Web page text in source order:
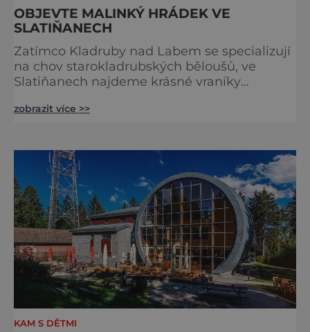
OBJEVTE MALINKÝ HRÁDEK VE
SLATIŇANECH
Zatímco Kladruby nad Labem se specializují
na chov starokladrubských běloušů, ve
Slatiňanech najdeme krásné vraníky
budově zámku se dozvíte více o chovu
některé exponáty připomínají využití koní ve
vojenství, dopravě, honech či dostizích.
[caption id="attachment_74515
zobrazit více >>
KAM S DĚTMI